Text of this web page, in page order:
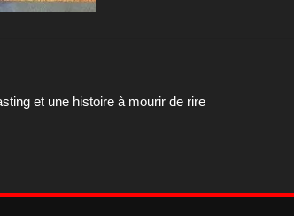
et une histoire à mourir de rire